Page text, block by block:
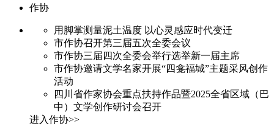
作协
用脚掌测量泥土温度 以心灵感应时代变迁
市作协召开第三届五次全委会议
市作协三届四次全委会举行选举新一届主席
市作协邀请文学名家开展“四龛福城”主题采风创作
活动
四川省作家协会重点扶持作品暨2025全省区域（巴
中）文学创作研讨会召开
进入作协>>